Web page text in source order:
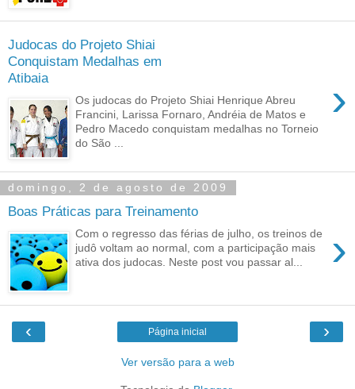
Judocas do Projeto Shiai
Conquistam Medalhas em
Atibaia
›
Os judocas do Projeto Shiai Henrique Abreu
Francini, Larissa Fornaro, Andréia de Matos e
Pedro Macedo conquistam medalhas no Torneio
do São ...
domingo, 2 de agosto de 2009
Boas Práticas para Treinamento
›
Com o regresso das férias de julho, os treinos de
judô voltam ao normal, com a participação mais
ativa dos judocas. Neste post vou passar al...
‹ ›
Página inicial
Ver versão para a web